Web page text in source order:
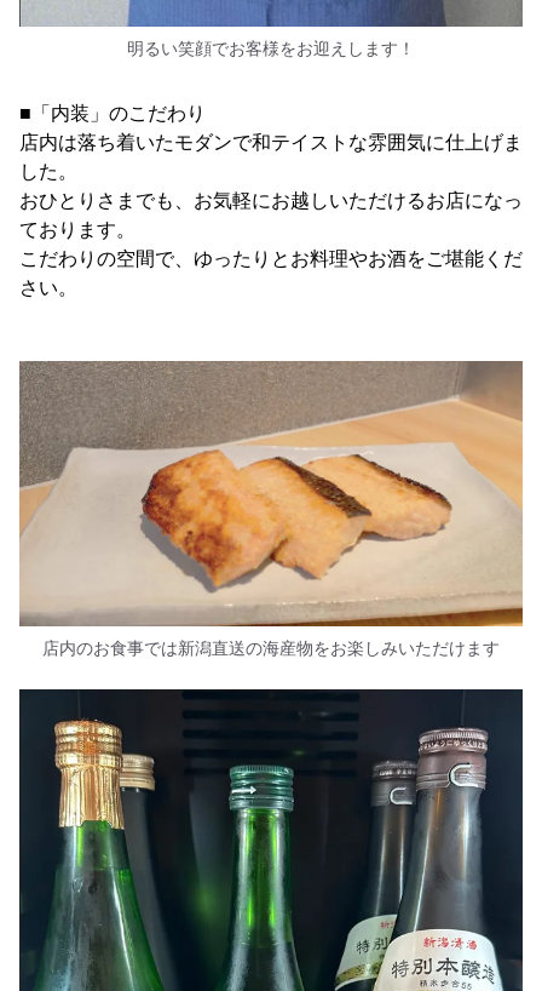
明るい笑顔でお客様をお迎えします！
■「内装」のこだわり
店内は落ち着いたモダンで和テイストな雰囲気に仕上げま
した。
おひとりさまでも、お気軽にお越しいただけるお店になっ
ております。
こだわりの空間で、ゆったりとお料理やお酒をご堪能くだ
さい。
店内のお食事では新潟直送の海産物をお楽しみいただけます